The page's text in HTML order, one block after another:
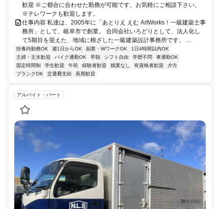
歓迎 ※ご都合に合わせた勤務が可能です。お気軽にご相談下さい。
※テレワークも歓迎します。
仕事内容 私達は、2005年に「あとりえ えむ ArtWorks！一級建築士事
務所」として、岐阜市で創業。 合同会社いろどりとして、法人化し
て5期目を迎えた、地域に根ざした一級建築設計事務所です。 ...
扶養内勤務OK 週1日からOK 副業・WワークOK
1日4時間以内OK
主婦・主夫歓迎
バイク通勤OK 早朝 シフト自由 学歴不問
車通勤OK
固定時間制
学生歓迎 午前 経験者歓迎 残業なし 有資格者歓迎
夕方
ブランクOK
交通費支給 長期歓迎
アルバイト・パート